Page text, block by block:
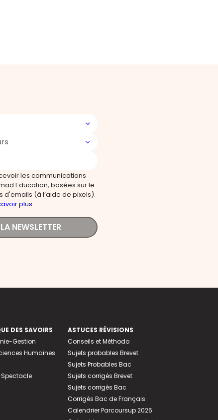
les communications
Education, basées sur le
d'emails (à l’aide de pixels).
plus
NEWSLETTER
DES SAVOIRS
Gestion
Humaines
ASTUCES RÉVISIONS
Conseils et Méthodo
Sujets probables Brevet
Sujets Probables Bac
Sujets corrigés Brevet
Sujets corrigés Bac
Corrigés Bac de Français
Calendrier Parcoursup 2026